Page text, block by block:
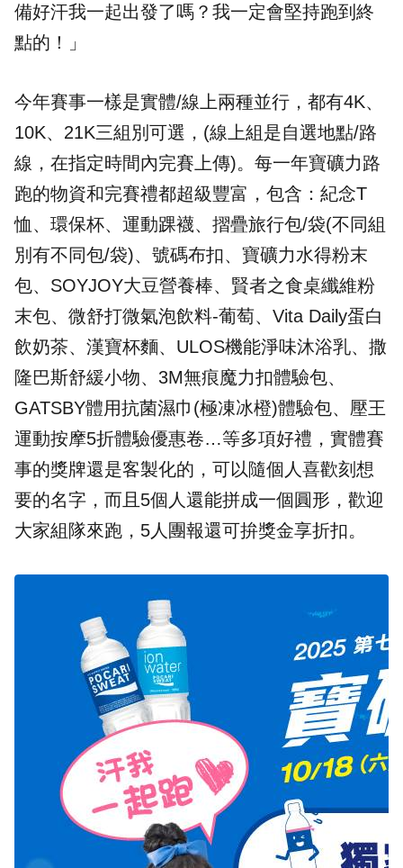
備好汗我一起出發了嗎？我一定會堅持跑到終
點的！」
今年賽事一樣是實體/線上兩種並行，都有4K、
10K、21K三組別可選，(線上組是自選地點/路
線，在指定時間內完賽上傳)。每一年寶礦力路
跑的物資和完賽禮都超級豐富，包含：紀念T
恤、 環保杯、運動踝襪、摺疊旅行包/袋(不同組
別有不同包/袋)、號碼布扣、寶礦力水得粉末
包、SOYJOY大豆營養棒、賢者之食桌纖維粉
末包、微舒打微氣泡飲料-葡萄、Vita Daily蛋白
飲奶茶、漢寶杯麵、ULOS機能淨味沐浴乳、撒
隆巴斯舒緩小物、3M無痕魔力扣體驗包、
GATSBY體用抗菌濕巾(極凍冰橙)體驗包、壓王
運動按摩5折體驗優惠卷…等多項好禮，實體賽
事的獎牌還是客製化的，可以隨個人喜歡刻想
要的名字，而且5個人還能拼成一個圓形，歡迎
大家組隊來跑，5人團報還可拚獎金享折扣。